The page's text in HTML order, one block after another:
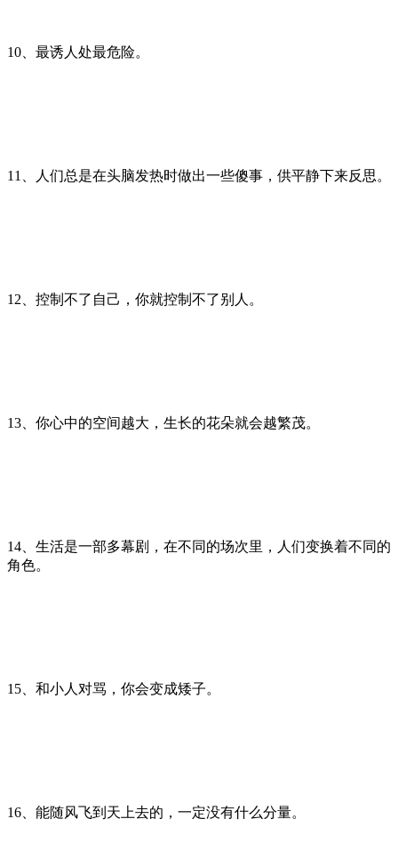
10、最诱人处最危险。
11、人们总是在头脑发热时做出一些傻事，供平静下来反思。
12、控制不了自己，你就控制不了别人。
13、你心中的空间越大，生长的花朵就会越繁茂。
14、生活是一部多幕剧，在不同的场次里，人们变换着不同的
角色。
15、和小人对骂，你会变成矮子。
16、能随风飞到天上去的，一定没有什么分量。